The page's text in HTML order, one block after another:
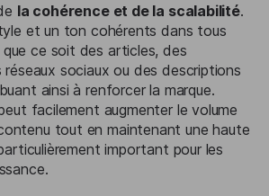
la cohérence et de la scalabilité.
et un ton cohérents dans tous
ce soit des articles, des
réseaux sociaux ou des descriptions
ainsi à renforcer la marque.
facilement augmenter le volume
tout en maintenant une haute
important pour les